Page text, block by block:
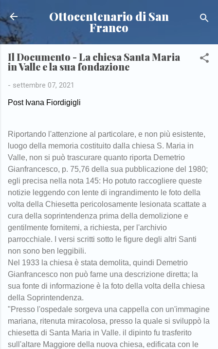
Passa ai contenuti principali
Ottocentenario di San
Franco
Il Documento - La chiesa Santa Maria
in Valle e la sua fondazione
- settembre 07, 2021
Post Ivana Fiordigigli
Riportando l'attenzione al particolare, e non più esistente,
luogo della memoria costituito dalla chiesa S. Maria in
Valle, non si può trascurare quanto riporta Demetrio
Gianfrancesco, p. 75,76 della sua pubblicazione del 1980;
egli precisa nella nota 145: Ho potuto raccogliere queste
notizie leggendo con lente di ingrandimento le foto della
volta della Chiesetta pericolosamente lesionata scattate a
cura della soprintendenza prima della demolizione e
gentilmente fornitemi, a richiesta, per l'archivio
parrocchiale. I versi scritti sotto le figure degli altri Santi
non sono ben leggibili.
Nel 1933 la chiesa è stata demolita, quindi Demetrio
Gianfrancesco non può farne una descrizione diretta; la
sua fonte di informazione è la foto della volta della chiesa
della Soprintendenza.
"Presso l'ospedale sorgeva una cappella con un'immagine
mariana, ritenuta miracolosa, presso la quale si sviluppò la
chiesetta di Santa Maria in Valle. il dipinto fu trasferito
sull'altare Maggiore della nuova chiesa, edificata con le